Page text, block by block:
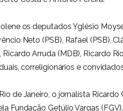
os deputados Yglésio
Neto (PSB), Rafael (PSB),
Arruda (MDB), Ricardo
correligionários e
de Janeiro, o jornalista
Fundação Getúlio Vargas